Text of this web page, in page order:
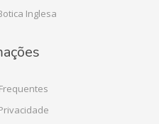
Inglesa